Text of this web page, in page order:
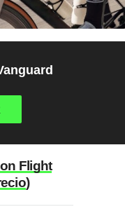
Flight
)